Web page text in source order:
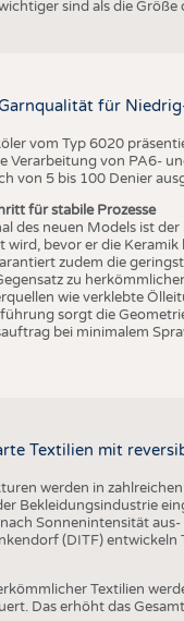
sind als die Größe
für
vom Typ 6020
von PA6-
von 5 bis 100 Denier
für stabile Prozesse
des neuen Models ist
wird, bevor er die
zudem die
zu
wie verklebte
sorgt die
bei minimalem
Textilien mit
werden in
Bekleidungsindustrie
Sonnenintensität
(DITF)
Textilien
Das erhöht das